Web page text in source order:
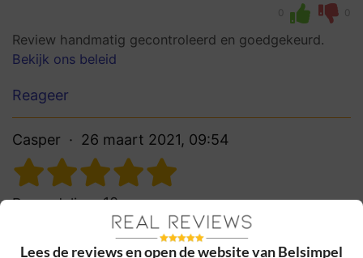
0 0
Review handmatig gecontroleerd en goedgekeurd.
Bekijk ons beleid
Reageer
Casper 26 maart 2021, 09:54
Beoordeling: 10
Ik ben al een tijd klant bij belsimpel en het
Lees de reviews en open de website van Belsimpel